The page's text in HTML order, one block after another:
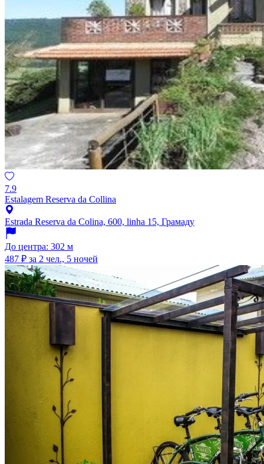
7.9
Estalagem Reserva da Collina
Estrada Reserva da Colina, 600, linha 15, Грамаду
До центра: 302 м
487 ₽ за 2 чел., 5 ночей